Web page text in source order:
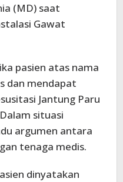
(MD) saat
Gawat
pasien atas nama
dan mendapat
Jantung Paru
situasi
argumen antara
tenaga medis.
dinyatakan